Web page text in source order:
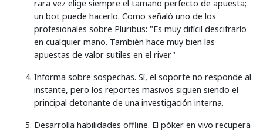
rara vez elige siempre el tamaño perfecto de apuesta;
un bot puede hacerlo. Como señaló uno de los
profesionales sobre Pluribus: "Es muy difícil descifrarlo
en cualquier mano. También hace muy bien las
apuestas de valor sutiles en el river."
Informa sobre sospechas. Sí, el soporte no responde al
instante, pero los reportes masivos siguen siendo el
principal detonante de una investigación interna.
Desarrolla habilidades offline. El póker en vivo recupera